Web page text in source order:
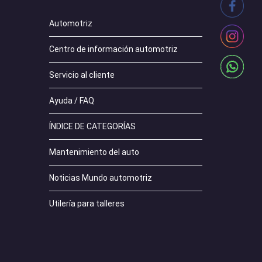
Automotriz
Centro de información automotriz
Servicio al cliente
Ayuda / FAQ
ÍNDICE DE CATEGORÍAS
Mantenimiento del auto
Noticias Mundo automotriz
Utilería para talleres